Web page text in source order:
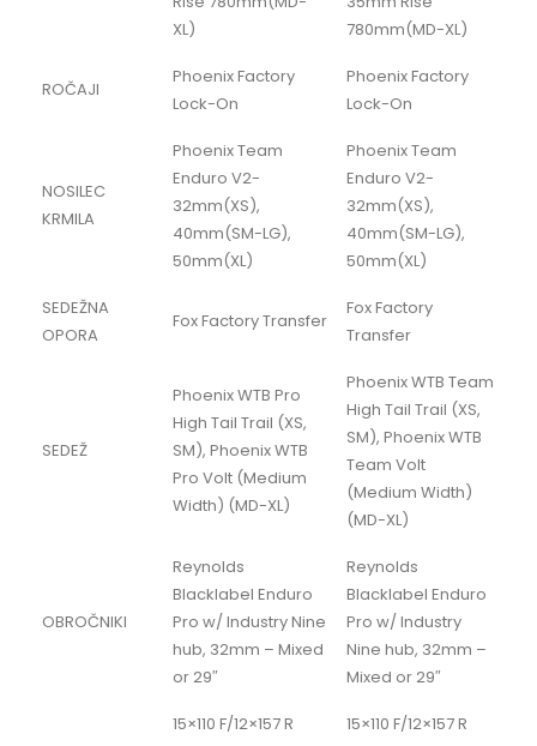
XL)
780mm(MD-XL)
ROČAJI
Phoenix Factory
Lock-On
Phoenix Factory
Lock-On
NOSILEC
KRMILA
Phoenix Team
Enduro V2-
32mm(XS),
40mm(SM-LG),
50mm(XL)
Phoenix Team
Enduro V2-
32mm(XS),
40mm(SM-LG),
50mm(XL)
SEDEŽNA
OPORA
Fox Factory Transfer
Fox Factory
Transfer
SEDEŽ
Phoenix WTB Pro
High Tail Trail (XS,
SM), Phoenix WTB
Pro Volt (Medium
Width) (MD-XL)
Phoenix WTB Team
High Tail Trail (XS,
SM), Phoenix WTB
Team Volt
(Medium Width)
(MD-XL)
OBROČNIKI
Reynolds
Blacklabel Enduro
Pro w/ Industry Nine
hub, 32mm – Mixed
or 29″
Reynolds
Blacklabel Enduro
Pro w/ Industry
Nine hub, 32mm –
Mixed or 29″
15×110 F/12×157 R 15×110 F/12×157 R